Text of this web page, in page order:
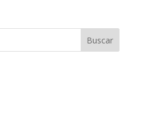
Buscar